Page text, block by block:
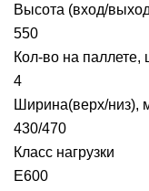
Высота (вход/
550
Кол-во на паллете,
4
Ширина(верх/низ),
430/470
Класс нагрузки
E600